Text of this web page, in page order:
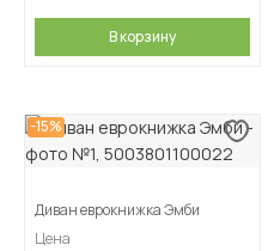
В корзину
-15%
Диван еврокнижка Эмби
Цена